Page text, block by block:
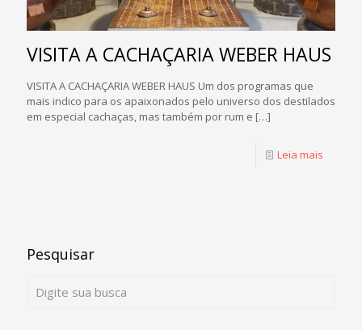
VISITA A CACHAÇARIA WEBER HAUS
VISITA A CACHAÇARIA WEBER HAUS Um dos programas que
mais indico para os apaixonados pelo universo dos destilados
em especial cachaças, mas também por rum e […]
Leia mais
Pesquisar